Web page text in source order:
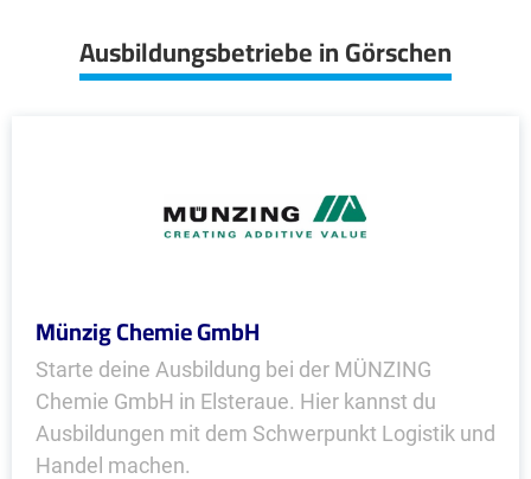
Ausbildungsbetriebe in Görschen
Münzig Chemie GmbH
Starte deine Ausbildung bei der MÜNZING
Chemie GmbH in Elsteraue. Hier kannst du
Ausbildungen mit dem Schwerpunkt Logistik und
Handel machen.